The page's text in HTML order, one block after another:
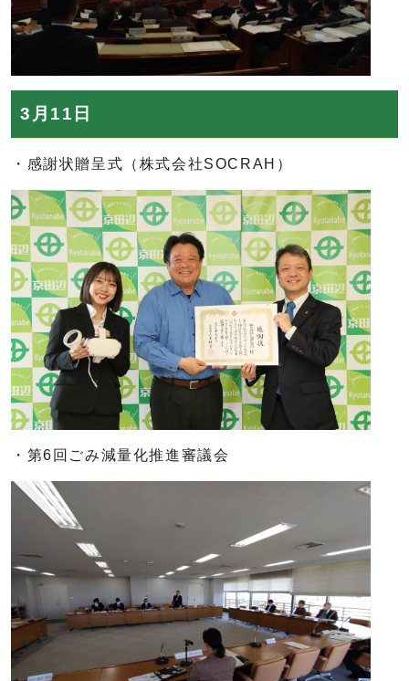
3月11日
・感謝状贈呈式（株式会社SOCRAH）
・第6回ごみ減量化推進審議会